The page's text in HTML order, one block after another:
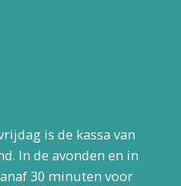
is de kassa van
In de avonden en in
30 minuten voor